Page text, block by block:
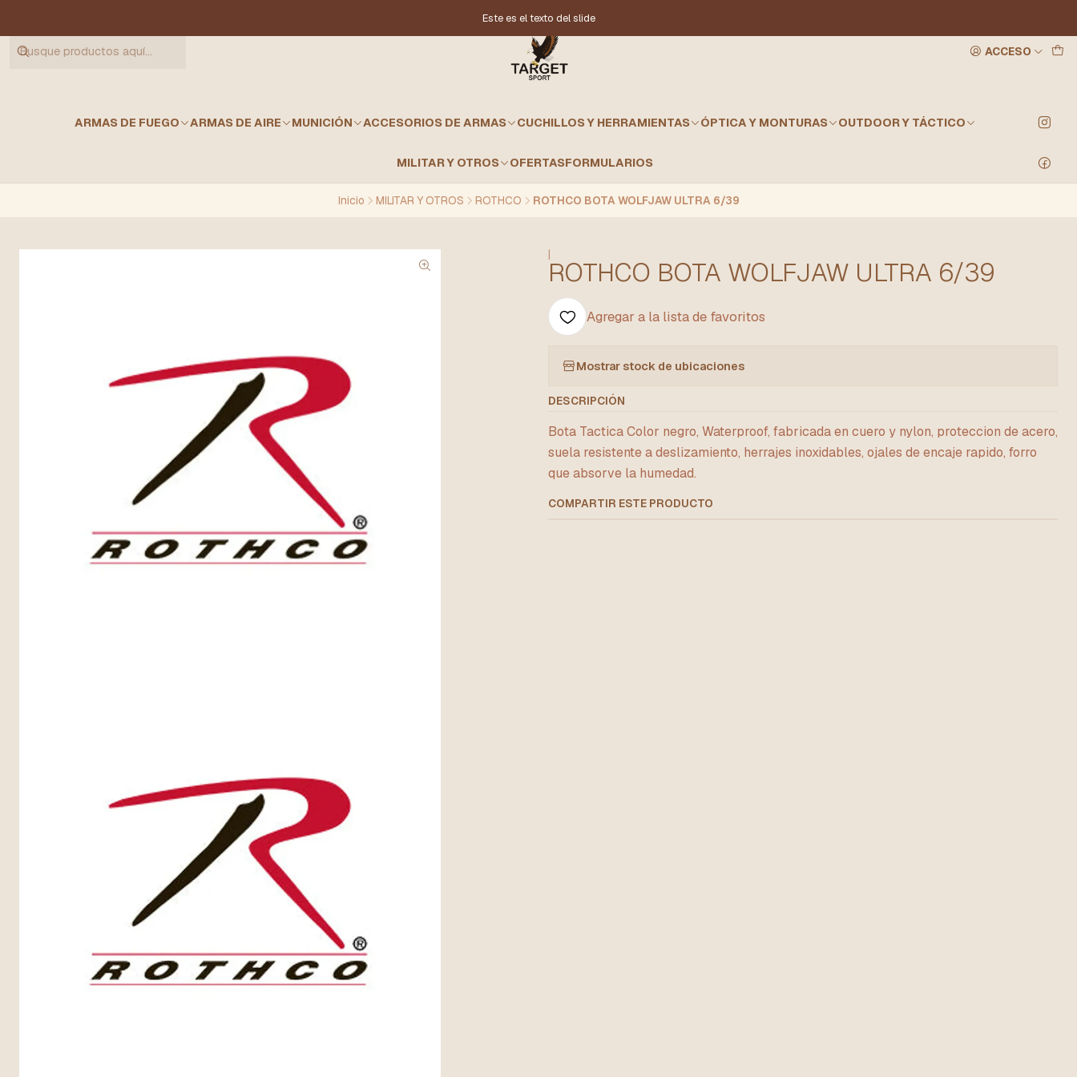
ACCESO
ARMAS DE FUEGO ARMAS DE AIRE MUNICIÓN ACCESORIOS DE ARMAS CUCHILLOS Y HERRAMIENTAS ÓPTICA Y MONTURAS OUTDOOR Y TÁCTICO
MILITAR Y OTROS OFERTASFORMULARIOS
Este es el texto del slide
Inicio MILITAR Y OTROS ROTHCO ROTHCO BOTA WOLFJAW ULTRA 6/39
|
ROTHCO BOTA WOLFJAW ULTRA 6/39
Agregar a la lista de favoritos
Mostrar stock de ubicaciones
DESCRIPCIÓN
Bota Tactica Color negro, Waterproof, fabricada en cuero y nylon, proteccion de acero,
suela resistente a deslizamiento, herrajes inoxidables, ojales de encaje rapido, forro
que absorve la humedad.
COMPARTIR ESTE PRODUCTO